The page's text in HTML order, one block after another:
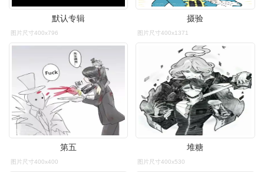
默认专辑
图片尺寸400x796
摄验
图片尺寸400x1371
第五
图片尺寸400x400
堆糖
图片尺寸400x530